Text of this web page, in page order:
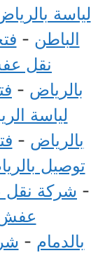
لياسة بالرياض
الباطن-
نقل
بالرياض-
لياسة
بالرياض-
توصيل
شركة نقل
عفش
بالدمام-